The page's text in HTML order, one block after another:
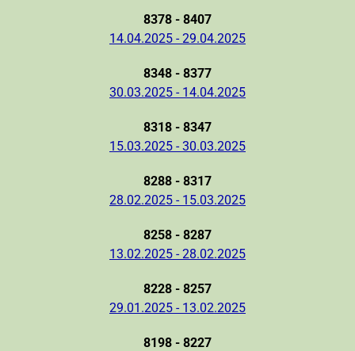
8378 - 8407
14.04.2025 - 29.04.2025
8348 - 8377
30.03.2025 - 14.04.2025
8318 - 8347
15.03.2025 - 30.03.2025
8288 - 8317
28.02.2025 - 15.03.2025
8258 - 8287
13.02.2025 - 28.02.2025
8228 - 8257
29.01.2025 - 13.02.2025
8198 - 8227